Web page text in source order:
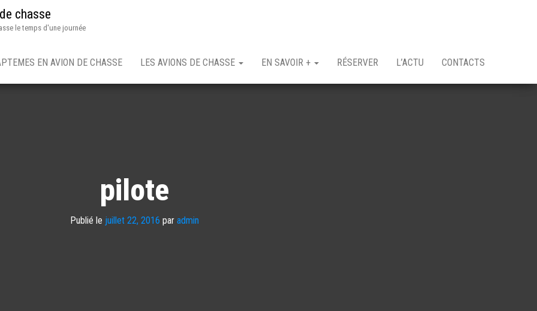
chasse
le temps d'une journée
EN AVION DE CHASSE LES AVIONS DE CHASSE EN SAVOIR + RÉSERVER L’ACTU CONTACTS
pilote
Publié le juillet 22, 2016 par admin